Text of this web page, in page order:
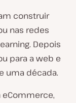
construir
nas redes
Depois
para a web e
uma década.